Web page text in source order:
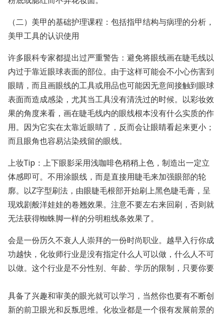
（二）美甲的基础护理课程：包括指甲结构与病理的分析，
美甲工具的认识使用
许多眼科专家都提出过严重警告：避免将眼线画在睫毛线以
内过于靠近眼球表面的部位。由于这样可能会不小心伤害到
眼睛，而且画眼线的工具或用品也可能因无意间接触到眼球
表面而造成感染，尤其当工具没有清洗过的时候。以彩妆效
果的角度来看，画在睫毛线内的眼线根本没有什么实质的作
用。因为它实在太靠近眼睛了，反而会让眼睛看起来更小；
而且眼角也容易沾染残留的眼线。
上妆Tip：上下眼影采用浅咖啡色稍稍上色，制造出一定立
体感即可。不用涂眼线，而是直接用睫毛来加强眼部的轮
廓。以Z字型刷法，由眼睫毛根部开始刷上黑色睫毛膏，呈
现戏剧般洋娃娃的卷翘效果。注意不要左右来回刷，否则就
无法获得蜘蛛脚一样的分明粗线条效果了。
会是一份历久不衰人人崇拜的一份时尚职业。越早入行你成
功越快，化妆师行业是没有指定什么人可以做，什么人不可
以做。这个行业是不分性别、年龄、学历的限制，只要你要
具备了兴趣和审美的眼光就可以学习，当然你也要有不断创
新的前卫眼光和反叛思维。化妆业都是一个很有发展前景的